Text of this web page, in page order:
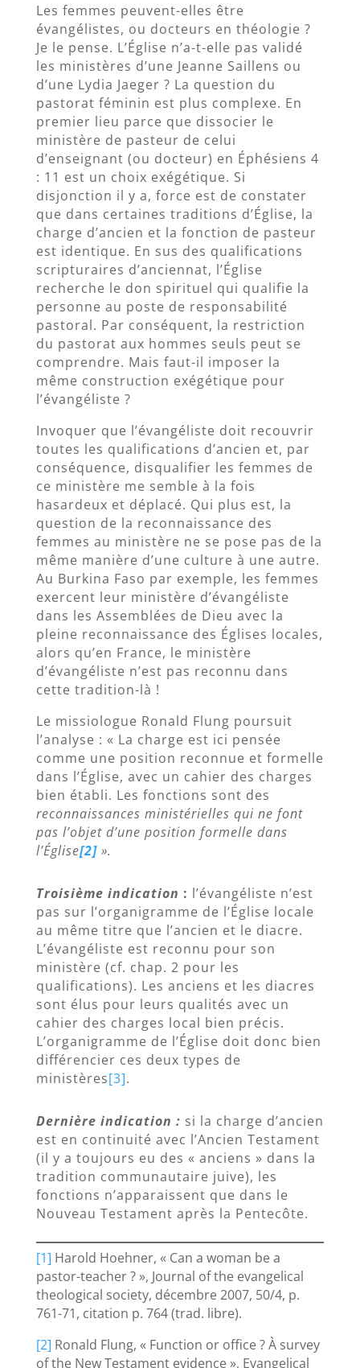
Les femmes peuvent-elles être
évangélistes, ou docteurs en théologie ?
Je le pense. L’Église n’a-t-elle pas validé
les ministères d’une Jeanne Saillens ou
d’une Lydia Jaeger ? La question du
pastorat féminin est plus complexe. En
premier lieu parce que dissocier le
ministère de pasteur de celui
d’enseignant (ou docteur) en Éphésiens 4
: 11 est un choix exégétique. Si
disjonction il y a, force est de constater
que dans certaines traditions d’Église, la
charge d’ancien et la fonction de pasteur
est identique. En sus des qualifications
scripturaires d’anciennat, l’Église
recherche le don spirituel qui qualifie la
personne au poste de responsabilité
pastoral. Par conséquent, la restriction
du pastorat aux hommes seuls peut se
comprendre. Mais faut-il imposer la
même construction exégétique pour
l’évangéliste ?
Invoquer que l’évangéliste doit recouvrir
toutes les qualifications d’ancien et, par
conséquence, disqualifier les femmes de
ce ministère me semble à la fois
hasardeux et déplacé. Qui plus est, la
question de la reconnaissance des
femmes au ministère ne se pose pas de la
même manière d’une culture à une autre.
Au Burkina Faso par exemple, les femmes
exercent leur ministère d’évangéliste
dans les Assemblées de Dieu avec la
pleine reconnaissance des Églises locales,
alors qu’en France, le ministère
d’évangéliste n’est pas reconnu dans
cette tradition-là !
Le missiologue Ronald Flung poursuit
l’analyse : « La charge est ici pensée
comme une position reconnue et formelle
dans l’Église, avec un cahier des charges
bien établi. Les fonctions sont des
reconnaissances ministérielles qui ne font
pas l’objet d’une position formelle dans
l’Église[2]».
Troisième indication : l’évangéliste n’est
pas sur l’organigramme de l’Église locale
au même titre que l’ancien et le diacre.
L’évangéliste est reconnu pour son
ministère (cf. chap. 2 pour les
qualifications). Les anciens et les diacres
sont élus pour leurs qualités avec un
cahier des charges local bien précis.
L’organigramme de l’Église doit donc bien
différencier ces deux types de
ministères[3].
Dernière indication : si la charge d’ancien
est en continuité avec l’Ancien Testament
(il y a toujours eu des « anciens » dans la
tradition communautaire juive), les
fonctions n’apparaissent que dans le
Nouveau Testament après la Pentecôte.
[1] Harold Hoehner, « Can a woman be a
pastor-teacher ? », Journal of the evangelical
theological society, décembre 2007, 50/4, p.
761-71, citation p. 764 (trad. libre).
[2] Ronald Flung, « Function or office ? À survey
of the New Testament evidence », Evangelical